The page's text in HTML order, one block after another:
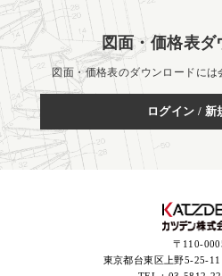
図面・価格表ダ
図面・価格表のダウンロードに
ログイン / 新
〒110-
東京都台東区上野5-25-